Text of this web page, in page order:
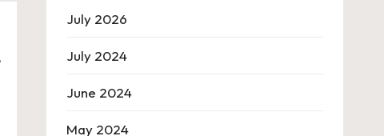
July 2026
July 2024
June 2024
May 2024